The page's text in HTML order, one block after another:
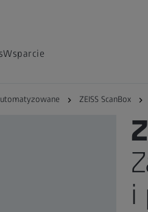
Wsparcie
ZEISS ScanBox
i